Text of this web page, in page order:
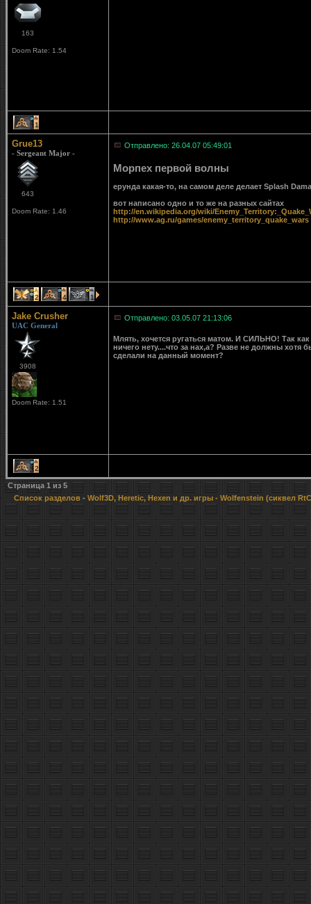
163
Doom Rate: 1.54
1
Grue13
- Sergeant Major -
643
Doom Rate: 1.46
Отправлено: 26.04.07 05:49:01
Морпех первой волны
ерунда какая-то, на самом деле делает Splash
вот написано одно и то же на разных сайтах
http://en.wikipedia.org/wiki/
http://www.ag.ru/games/enemy_territory_quake_wars
2 4 1
Jake Crusher
UAC General
3908
Doom Rate: 1.51
Отправлено: 03.05.07 21:13:06
Млять, хочется ругаться матом. И СИЛЬНО! Так
ничего нету....что за нах,а? Разве не должны хотя
сделали на данный момент?
2
Страница 1из 5
Список разделов - Wolf3D, Heretic, Hexen и др. игры - Wolfenstein (сиквел